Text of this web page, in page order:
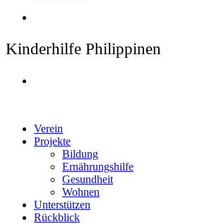
Kinderhilfe Philippinen
Verein
Projekte
Bildung
Ernährungshilfe
Gesundheit
Wohnen
Unterstützen
Rückblick